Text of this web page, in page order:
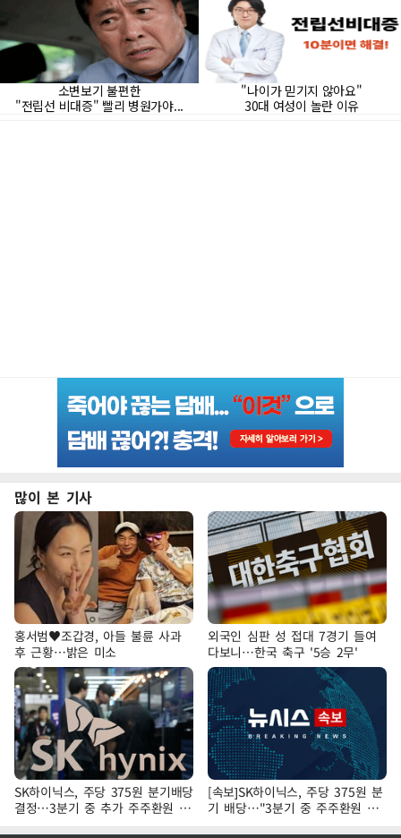
많이 본 기사
홍서범♥조갑경, 아들 불륜 사과
후 근황…밝은 미소
외국인 심판 성 접대 7경기 들여
다보니…한국 축구 '5승 2무'
SK하이닉스, 주당 375원 분기배당
결정…3분기 중 추가 주주환원 발
표
[속보]SK하이닉스, 주당 375원 분
기 배당…"3분기 중 주주환원 방
안 확정"